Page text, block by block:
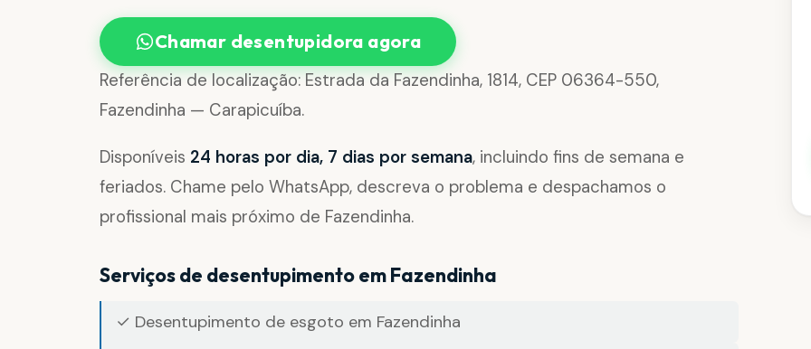
Chamar desentupidora agora
Referência de localização: Estrada da Fazendinha, 1814, CEP 06364-550,
Fazendinha — Carapicuíba.
Disponíveis 24 horas por dia, 7 dias por semana, incluindo fins de semana e
feriados. Chame pelo WhatsApp, descreva o problema e despachamos o
profissional mais próximo de Fazendinha.
Serviços de desentupimento em Fazendinha
✓ Desentupimento de esgoto em Fazendinha